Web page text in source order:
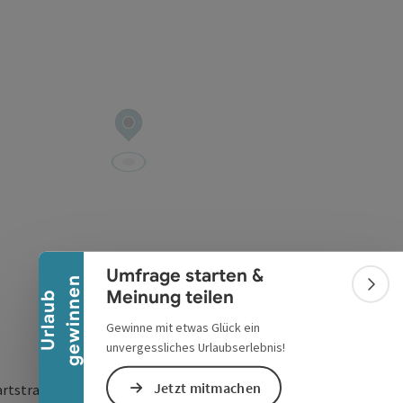
U
r
l
a
u
b
g
e
w
i
n
n
en
Banner einklappen
Umfrage starten &
Meinung teilen
Gewinne mit etwas Glück ein
unvergessliches Urlaubserlebnis!
Jetzt mitmachen
12-14